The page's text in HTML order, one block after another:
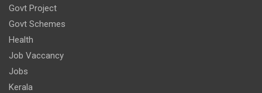
Govt Project
Govt Schemes
Health
Job Vaccancy
Jobs
Kerala